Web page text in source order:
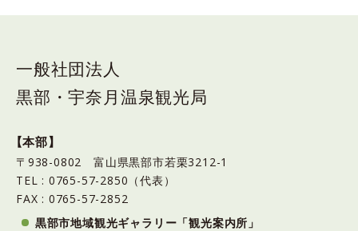
一般社団法人
黒部・宇奈月温泉観光局
【本部】
〒938-0802 富山県黒部市若栗3212-1
TEL : 0765-57-2850（代表）
FAX : 0765-57-2852
黒部市地域観光ギャラリー「観光案内所」